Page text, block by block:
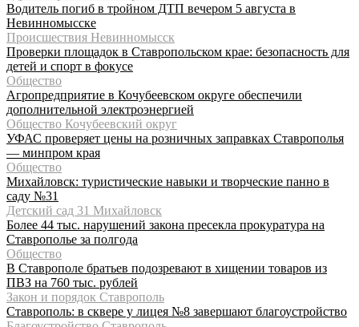
Водитель погиб в тройном ДТП вечером 5 августа в
Невинномысске
Происшествия Невинномысск
Проверки площадок в Ставропольском крае: безопасность для
детей и спорт в фокусе
Общество
Агропредприятие в Кочубеевском округе обеспечили
дополнительной электроэнергией
Общество Кочубеевский округ
УФАС проверяет цены на розничных заправках Ставрополья
— минпром края
Общество
Михайловск: туристические навыки и творческие панно в
саду №31
Детский сад 31 Михайловск
Более 44 тыс. нарушений закона пресекла прокуратура на
Ставрополье за полгода
Общество
В Ставрополе братьев подозревают в хищении товаров из
ПВЗ на 760 тыс. рублей
Закон и порядок Ставрополь
Ставрополь: в сквере у лицея №8 завершают благоустройство